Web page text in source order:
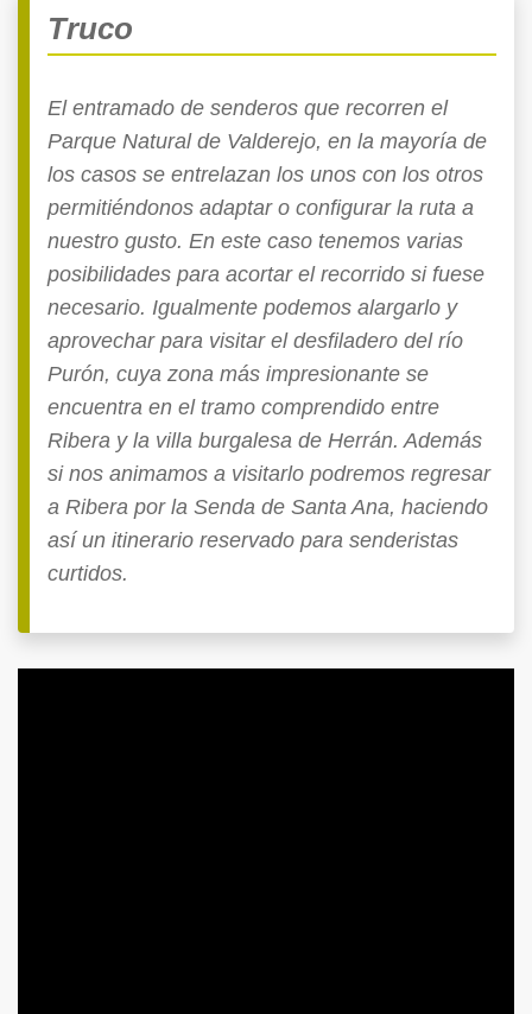
Truco
El entramado de senderos que recorren el
Parque Natural de Valderejo, en la mayoría de
los casos se entrelazan los unos con los otros
permitiéndonos adaptar o configurar la ruta a
nuestro gusto. En este caso tenemos varias
posibilidades para acortar el recorrido si fuese
necesario. Igualmente podemos alargarlo y
aprovechar para visitar el desfiladero del río
Purón, cuya zona más impresionante se
encuentra en el tramo comprendido entre
Ribera y la villa burgalesa de Herrán. Además
si nos animamos a visitarlo podremos regresar
a Ribera por la Senda de Santa Ana, haciendo
así un itinerario reservado para senderistas
curtidos.